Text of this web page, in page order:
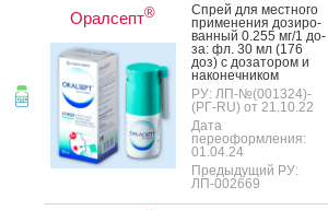
Оралсепт®
Спрей для мес­тно­го
при­мене­ния до­зиро­
ван­ный 0.255 мг/1 до­
за: фл. 30 мл (176
доз) с до­зато­ром и
на­конеч­ни­ком
РУ: ЛП-№(001324)-
(РГ-RU) от 21.10.22
Дата
переоформления:
01.04.24
Предыдущий РУ:
ЛП-002669